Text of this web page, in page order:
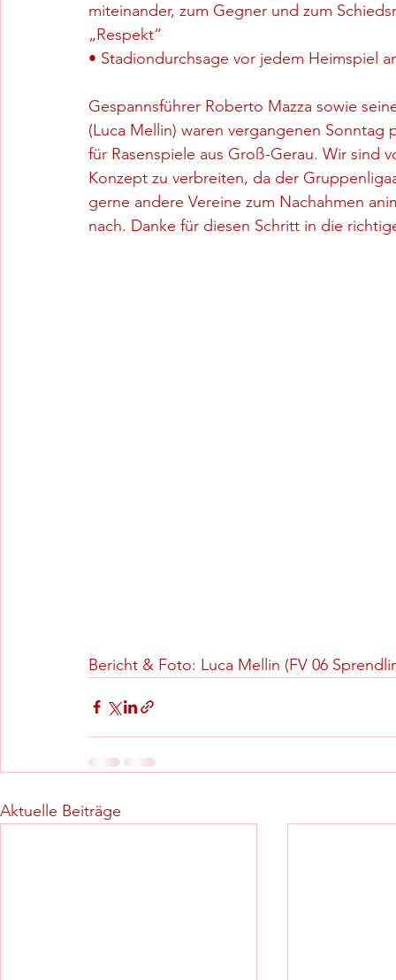
miteinander, zum Gegner und zum
„Respekt“
• Stadiondurchsage vor jedem Heimspiel
Gespannsführer Roberto Mazza sowie
(Luca Mellin) waren vergangenen
für Rasenspiele aus Groß-Gerau. Wir sind
Konzept zu verbreiten, da der
gerne andere Vereine zum Nachahmen
nach. Danke für diesen Schritt in die
Bericht & Foto: Luca Mellin (FV 06
Aktuelle Beiträge